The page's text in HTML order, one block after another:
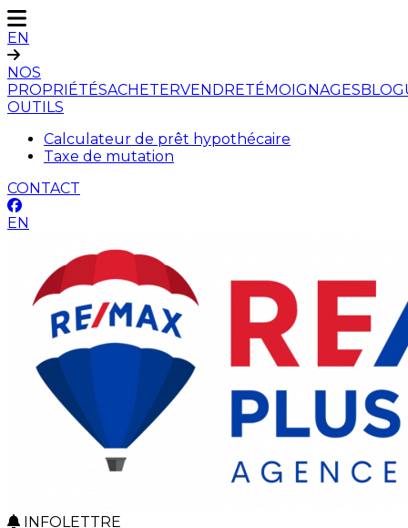
EN
NOS
PROPRIÉTÉSACHETERVENDRETÉMOIGNAGES
OUTILS
Calculateur de prêt hypothécaire
Taxe de mutation
CONTACT
EN
INFOLETTRE